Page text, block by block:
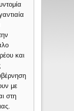
και
με
στη